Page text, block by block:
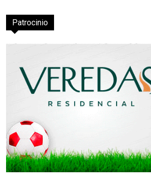
Patrocinio